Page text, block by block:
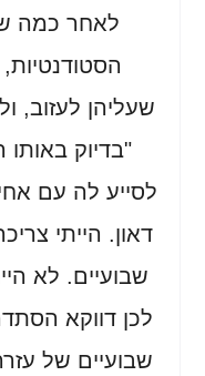
לאחר כמה
הסטודנטיות,
שעליהן לעזוב,
"בדיוק
לסייע לה עם
דאון. הייתי
שבועיים. לא
לכן דווקא
שבועיים של